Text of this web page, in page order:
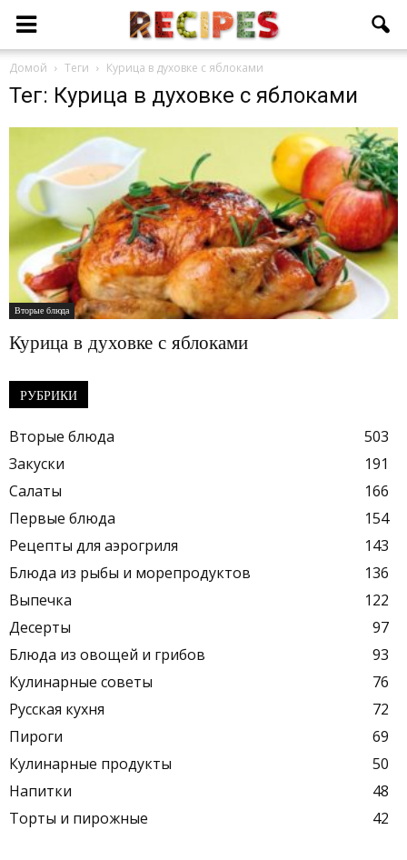
Домой Теги Курица в духовке с яблоками
Тег: Курица в духовке с яблоками
Вторые блюда
Курица в духовке с яблоками
РУБРИКИ
Вторые блюда
503
Закуски
191
Салаты
166
Первые блюда
154
Рецепты для аэрогриля
143
Блюда из рыбы и морепродуктов
136
Выпечка
122
Десерты
97
Блюда из овощей и грибов
93
Кулинарные советы
76
Русская кухня
72
Пироги
69
Кулинарные продукты
50
Напитки
48
Торты и пирожные
42